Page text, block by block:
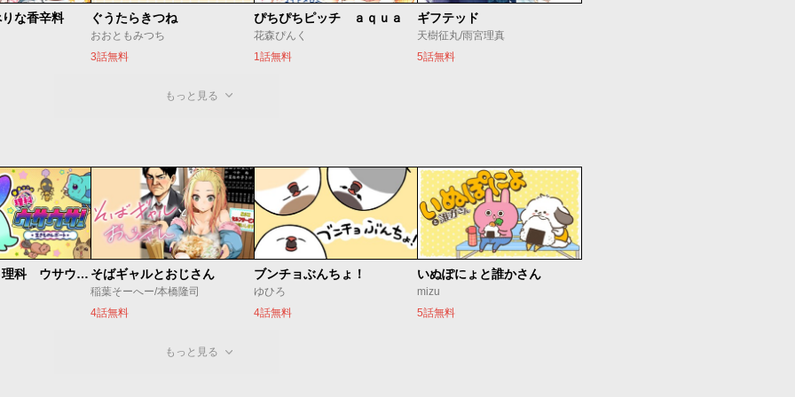
な香辛料 ぐうたらきつね
おおともみつち
3話無料
ぴちぴちピッチ ａｑｕａ
花森ぴんく
1話無料
ギフテッド
天樹征丸/雨宮理真
5話無料
もっと見る
学習マンガ・理科 ウサウサ！ そばギャルとおじさん
稲葉そーへー/本橋隆司
4話無料
ブンチョぶんちょ！
ゆひろ
4話無料
いぬぽにょと誰かさん
mizu
5話無料
もっと見る